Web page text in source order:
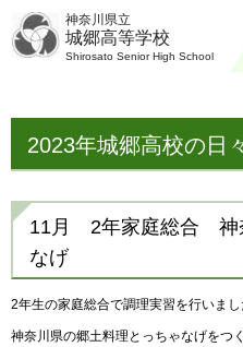
神奈川県立
城郷高等学校
Shirosato Senior High School
2023年城郷高校の日
11月 2年家庭総合 神
なげ
2年生の家庭総合で調理実習を行いまし
神奈川県の郷土料理とっちゃなげをつ